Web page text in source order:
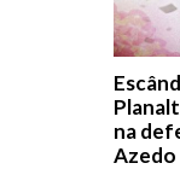
na
Azedo